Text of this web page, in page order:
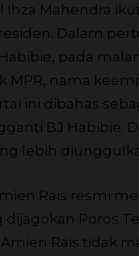
Ihza Mahendra
Dalam
pada
MPR, nama
ini dibahas
BJ Habibie.
lebih
Rais resmi
dijagokan Poros
Rais tidak